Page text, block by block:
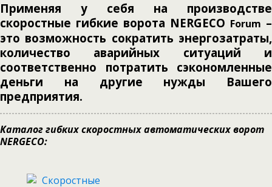
Применяя у себя на производстве
скоростные гибкие ворота NERGECO Forum –
это возможность сократить энергозатраты,
количество аварийных ситуаций и
соответственно потратить сэкономленные
деньги на другие нужды Вашего
предприятия.
Каталог гибких скоростных автоматических ворот
NERGECO: